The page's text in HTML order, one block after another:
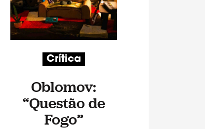
Crítica
Oblomov:
“Questão de
Fogo”